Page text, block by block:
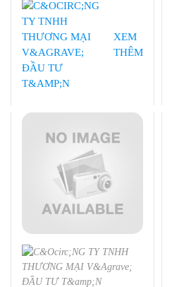
được tin dùng và ựa chuộng
bởi nhiều nhà khoa học trong
nghiên cứu vật liệu, tuy nhiên
không hẳn ai cũng hiểu về hai
loại hình nghiên cứu này để
chọn thiết bị cho phù hợp với
ty TNHH Thương mại và Đầu
XRF nhé!
XEM
THÊM